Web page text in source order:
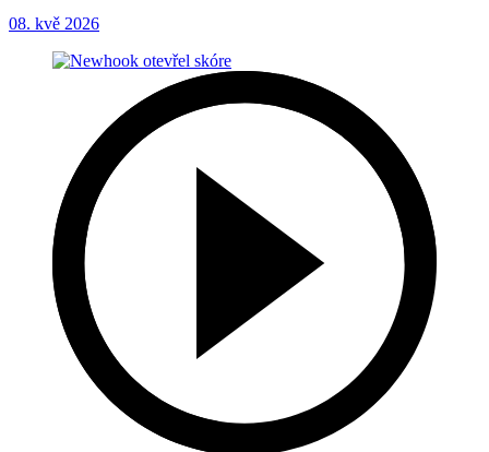
08. kvě 2026